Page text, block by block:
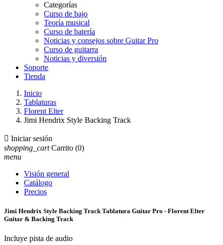
Categorías
Curso de bajo
Teoría musical
Curso de batería
Noticias y consejos sobre Guitar Pro
Curso de guitarra
Noticias y diversión
Soporte
Tienda
Inicio
Tablaturas
Florent Elter
Jimi Hendrix Style Backing Track
 Iniciar sesión
shopping_cart Carrito (0)
menu
Visión general
Catálogo
Precios
Jimi Hendrix Style Backing Track Tablatura Guitar Pro - Florent Elter
Guitar & Backing Track
Incluye pista de audio